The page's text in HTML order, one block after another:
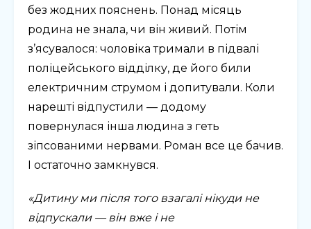
без жодних пояснень. Понад місяць
родина не знала, чи він живий. Потім
з’ясувалося: чоловіка тримали в підвалі
поліцейського відділку, де його били
електричним струмом і допитували. Коли
нарешті відпустили — додому
повернулася інша людина з геть
зіпсованими нервами. Роман все це бачив.
І остаточно замкнувся.
«Дитину ми після того взагалі нікуди не
відпускали — він вже і не